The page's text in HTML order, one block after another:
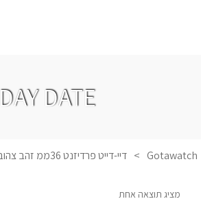
DAY DATE
Gotawatch
> דיי-דייט פרדיזנט 36ממ זהב צהוב
מציג תוצאה אחת